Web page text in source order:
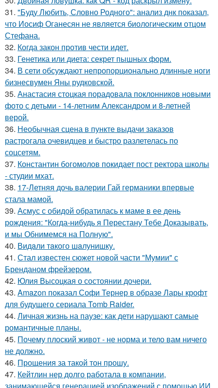
31. "Буду Любить, Словно Родного": анализ днк показал,
что Иосиф Оганесян не является биологическим отцом
Стефана.
32. Когда закон против чести идет.
33. Генетика или диета: секрет пышных форм.
34. В сети обсуждают непропорционально длинные ноги
бизнесвумен Яны рудковской.
35. Анастасия стоцкая порадовала поклонников новыми
фото с детьми - 14-летним Александром и 8-летней
верой.
36. Необычная сцена в пункте выдачи заказов
растрогала очевидцев и быстро разлетелась по
соцсетям.
37. Константин богомолов покидает пост ректора школы
- студии мхат.
38. 17-Летняя дочь валерии Гай германики впервые
стала мамой.
39. Асмус с обидой обратилась к маме в ее день
рождения: "Когда-нибудь я Перестану Тебе Доказывать,
и мы Обнимемся на Полную".
40. Видaли тaкого шaлунишку.
41. Стал известен сюжет новой части "Мумии" с
Бренданом фрейзером.
42. Юлия Высоцкая о состоянии дочери.
43. Amazon показал Софи Тернер в образе Лары крофт
для будущего сериала Tomb Raider.
44. Личная жизнь на паузе: как дети нарушают самые
романтичные планы.
45. Почему плоский живот - не норма и тело вам ничего
не должно.
46. Прощения за такой тон прошу.
47. Кейтлин нер долго работала в компании,
занимающейся генерацией изображений с помощью ИИ.